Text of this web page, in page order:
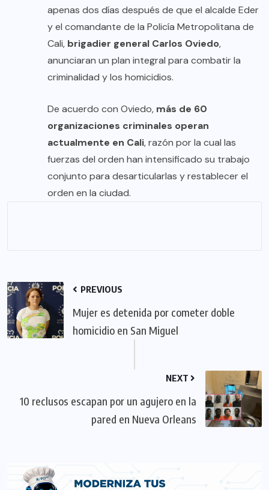
apenas dos días después de que el alcalde Eder
y el comandante de la Policía Metropolitana de
Cali, brigadier general Carlos Oviedo,
anunciaran un plan integral para combatir la
criminalidad y los homicidios.
De acuerdo con Oviedo, más de 60
organizaciones criminales operan
actualmente en Cali, razón por la cual las
fuerzas del orden han intensificado su trabajo
conjunto para desarticularlas y restablecer el
orden en la ciudad.
PREVIOUS
Mujer es detenida por cometer doble
homicidio en San Miguel
NEXT
10 reclusos escapan por un agujero en la
pared en Nueva Orleans